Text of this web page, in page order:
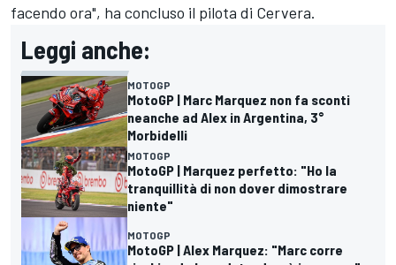
facendo ora", ha concluso il pilota di Cervera.
Leggi anche:
MOTOGP
MotoGP | Marc Marquez non fa sconti
neanche ad Alex in Argentina, 3°
Morbidelli
MOTOGP
MotoGP | Marquez perfetto: "Ho la
tranquillità di non dover dimostrare
niente"
MOTOGP
MotoGP | Alex Marquez: "Marc corre